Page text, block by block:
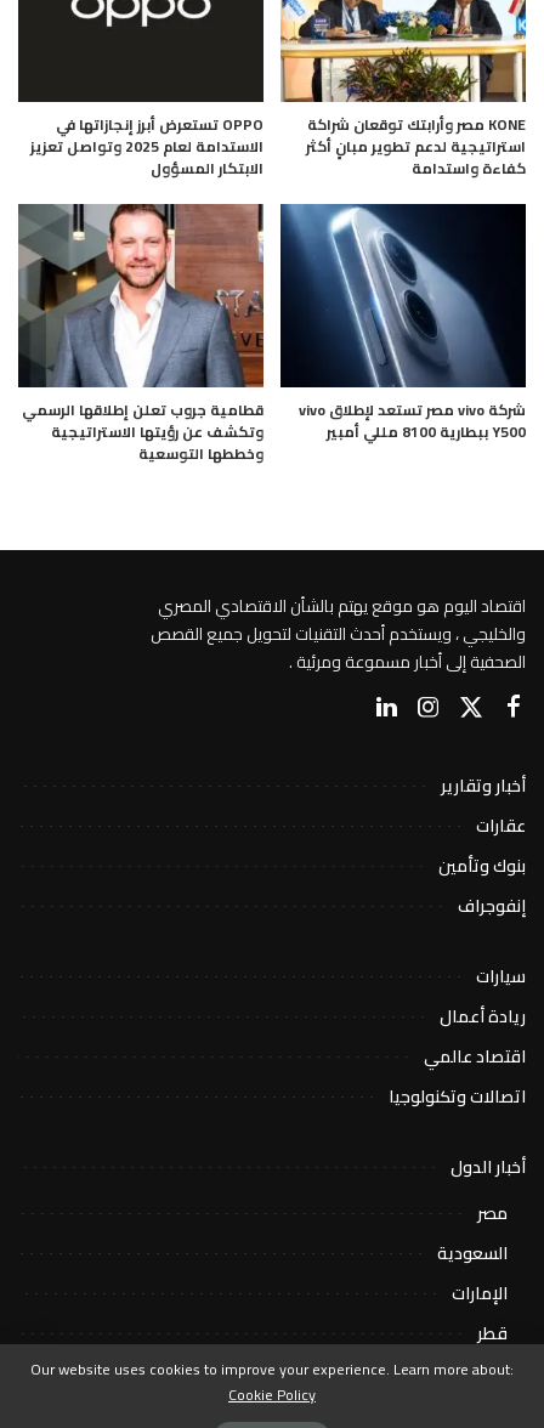
KONE مصر وأرابتك توقعان شراكة
استراتيجية لدعم تطوير مبانٍ أكثر
كفاءة واستدامة
OPPO تستعرض أبرز إنجازاتها في
الاستدامة لعام 2025 وتواصل تعزيز
الابتكار المسؤول
شركة vivo مصر تستعد لإطلاق vivo
Y500 ببطارية 8100 مللي أمبير
قطامية جروب تعلن إطلاقها الرسمي
وتكشف عن رؤيتها الاستراتيجية
وخططها التوسعية
اقتصاد اليوم هو موقع يهتم بالشأن الاقتصادي المصري
والخليجي ، ويستخدم أحدث التقنيات لتحويل جميع القصص
الصحفية إلى أخبار مسموعة ومرئية .
أخبار وتقارير
عقارات
بنوك وتأمين
إنفوجراف
سيارات
ريادة أعمال
اقتصاد عالمي
اتصالات وتكنولوجيا
أخبار الدول
مصر
السعودية
الإمارات
قطر
Our website uses cookies to improve your experience. Learn more about:
Cookie Policy